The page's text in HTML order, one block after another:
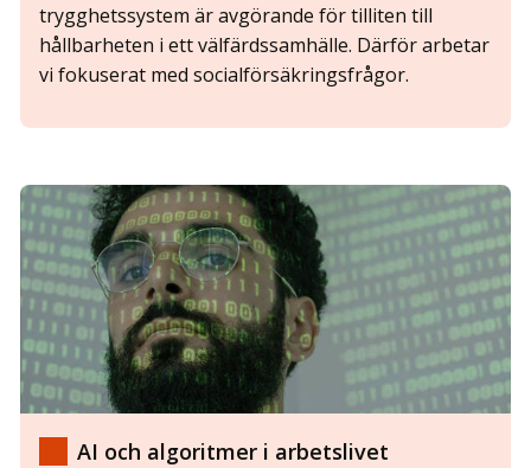
trygghetssystem är avgörande för tilliten till
hållbarheten i ett välfärdssamhälle. Därför arbetar
vi fokuserat med socialförsäkringsfrågor.
AI och algoritmer i arbetslivet